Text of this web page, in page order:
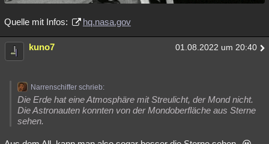
Quelle mit Infos: hq.nasa.gov
kuno7 01.08.2022 um 20:40
Narrenschiffer schrieb:
Die Erde hat eine Atmosphäre mit Streulicht, der Mond nicht.
Die Astronauten konnten von der Mondoberfläche aus Sterne
sehen.